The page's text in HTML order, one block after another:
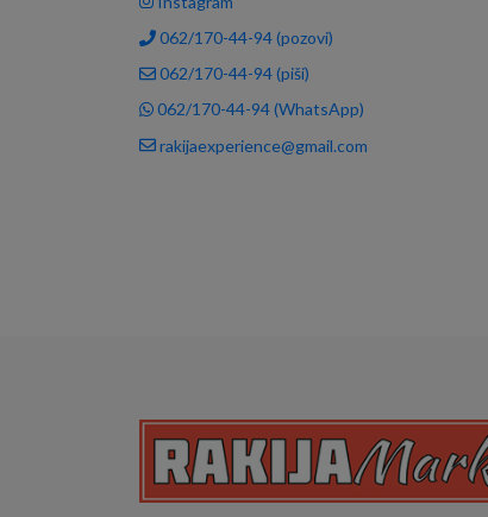
062/170-44-94 (pozovi)
062/170-44-94 (piši)
062/170-44-94 (WhatsApp)
rakijaexperience@gmail.com